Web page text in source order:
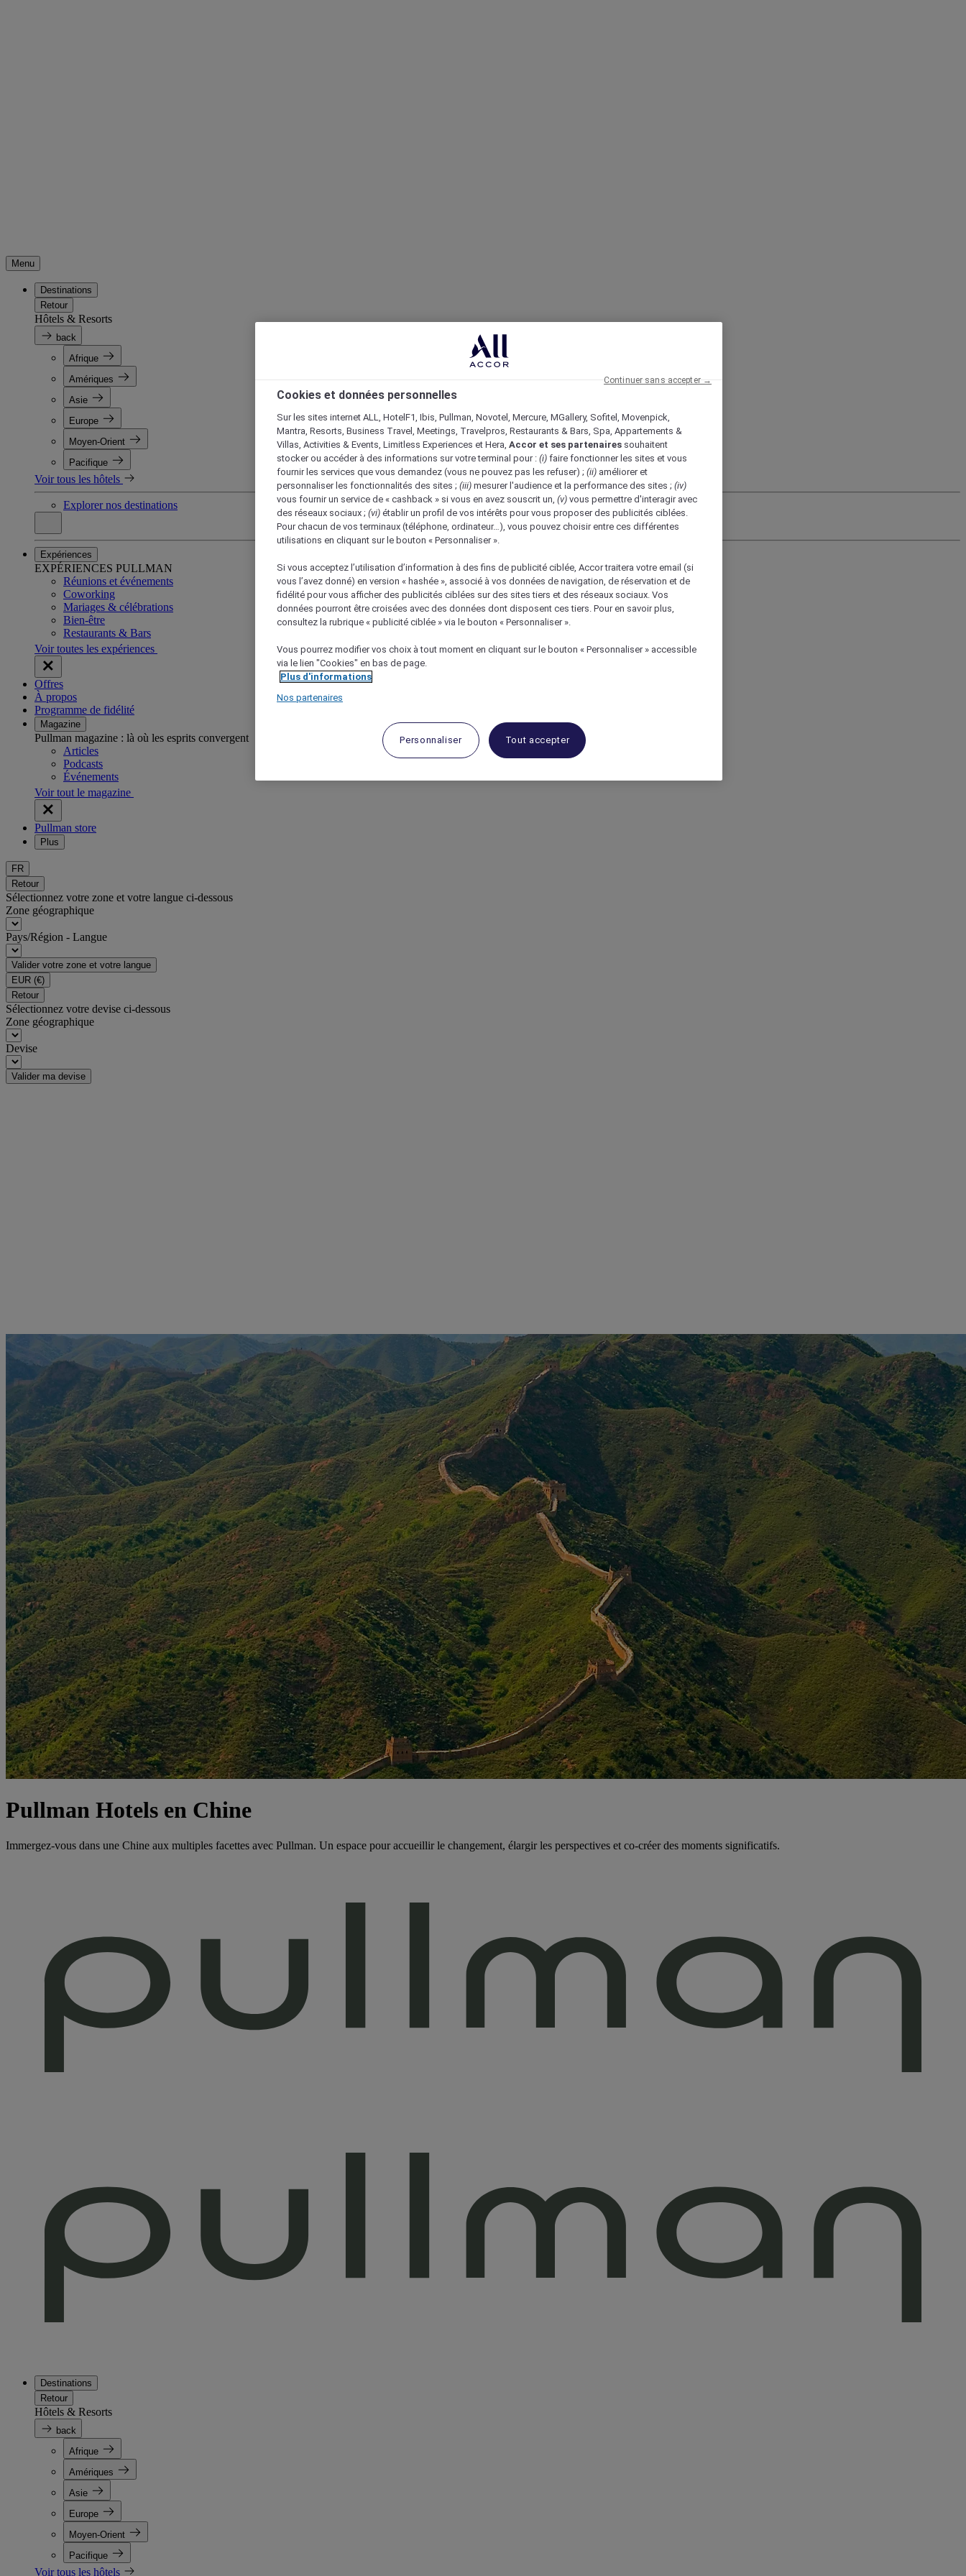
Menu
Destinations
Retour
Hôtels & Resorts
back
Afrique
Amériques
Asie
Europe
Moyen-Orient
Pacifique
Voir tous les hôtels
Explorer nos destinations
Expériences
EXPÉRIENCES PULLMAN
Réunions et événements
Coworking
Mariages & célébrations
Bien-être
Restaurants & Bars
Voir toutes les expériences
Offres
À propos
Programme de fidélité
Magazine
Pullman magazine : là où les esprits convergent
Articles
Podcasts
Événements
Voir tout le magazine
Pullman store
Plus
FR
Retour
Sélectionnez votre zone et votre langue ci-dessous
Zone géographique
Pays/Région - Langue
Valider votre zone et votre langue
EUR (€)
Retour
Sélectionnez votre devise ci-dessous
Zone géographique
Devise
Valider ma devise
Pullman Hotels en Chine
Immergez-vous dans une Chine aux multiples facettes avec Pullman. Un espace pour accueillir le changement, élargir les perspectives et co-créer des moments significatifs.
Destinations
Retour
Hôtels & Resorts
back
Afrique
Amériques
Asie
Europe
Moyen-Orient
Pacifique
Voir tous les hôtels
Cookies et données personnelles
Sur les sites internet ALL, HotelF1, Ibis, Pullman, Novotel, Mercure, MGallery, Sofitel, Movenpick,
Mantra, Resorts, Business Travel, Meetings, Travelpros, Restaurants & Bars, Spa, Appartements &
Villas, Activities & Events, Limitless Experiences et Hera, Accor et ses partenaires souhaitent
stocker ou accéder à des informations sur votre terminal pour : (i) faire fonctionner les sites et vous
fournir les services que vous demandez (vous ne pouvez pas les refuser) ; (ii) améliorer et
personnaliser les fonctionnalités des sites ; (iii) mesurer l'audience et la performance des sites ; (iv)
vous fournir un service de « cashback » si vous en avez souscrit un, (v) vous permettre d'interagir avec
des réseaux sociaux ; (vi) établir un profil de vos intérêts pour vous proposer des publicités ciblées.
Pour chacun de vos terminaux (téléphone, ordinateur…), vous pouvez choisir entre ces différentes
utilisations en cliquant sur le bouton « Personnaliser ».
Si vous acceptez l’utilisation d’information à des fins de publicité ciblée, Accor traitera votre email (si
vous l’avez donné) en version « hashée », associé à vos données de navigation, de réservation et de
fidélité pour vous afficher des publicités ciblées sur des sites tiers et des réseaux sociaux. Vos
données pourront être croisées avec des données dont disposent ces tiers. Pour en savoir plus,
consultez la rubrique « publicité ciblée » via le bouton « Personnaliser ».
Vous pourrez modifier vos choix à tout moment en cliquant sur le bouton « Personnaliser » accessible
via le lien "Cookies" en bas de page.
Plus d'informations
Nos partenaires
Personnaliser Tout accepter
Continuer sans accepter →